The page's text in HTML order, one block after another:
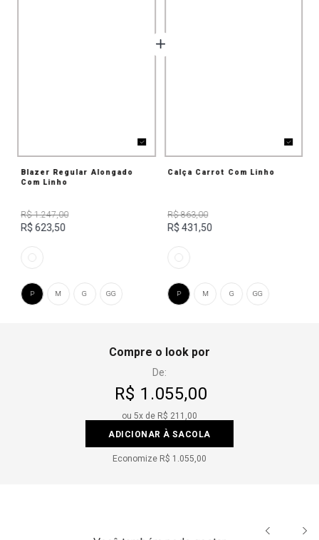
Blazer Regular Alongado
Com Linho
R$ 1.247,00
R$ 623,50
G GG
M
P
Calça Carrot Com Linho
R$ 863,00
R$ 431,50
G GG
M
P
Compre o look por
De:
R$ 1.055,00
ou 5x de R$ 211,00
ADICIONAR À SACOLA
Economize R$ 1.055,00